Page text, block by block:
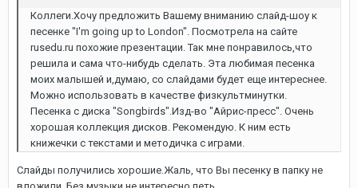
Коллеги.Хочу предложить Вашему вниманию слайд-шоу к
песенке "I'm going up to London". Посмотрела на сайте
rusedu.ru похожие презентации. Так мне понравилось,что
решила и сама что-нибудь сделать. Эта любимая песенка
моих малышей и,думаю, со слайдами будет еще интереснее.
Можно использовать в качестве физкультминутки.
Песенка с диска "Songbirds".Изд-во "Айрис-пресс". Очень
хорошая коллекция дисков. Рекомендую. К ним есть
книжечки с текстами и методичка с играми.
Слайды получились хорошие.Жаль, что Вы песенку в папку не